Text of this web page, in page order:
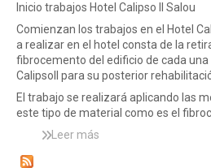
u
e
b
l
e
s
H
a
u
t
m
o
n
t
s
e
n
B
a
r
c
e
I
N
S
P
E
C
C
I
Inicio trabajos Hotel Calipso II Salou
Comienzan los trabajos en el Hotel
a realizar en el hotel consta de la
fibrocemento del edificio de cada una
CalipsoII para su posterior
El trabajo se realizará aplicando las
este tipo de material como es el
Leer más